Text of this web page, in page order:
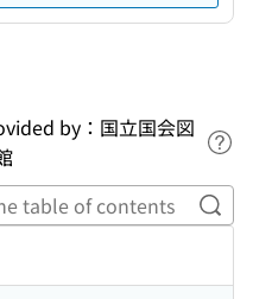
by：国立国会図